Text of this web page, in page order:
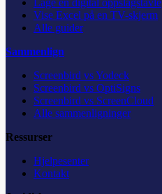
Lage en digital oppslagstavle
Vise Excel på en TV-skjerm
Alle guider
Sammenlign
Screenbird vs Yodeck
Screenbird vs OptiSigns
Screenbird vs ScreenCloud
Alle sammenligninger
Ressurser
Hjelpesenter
Kontakt